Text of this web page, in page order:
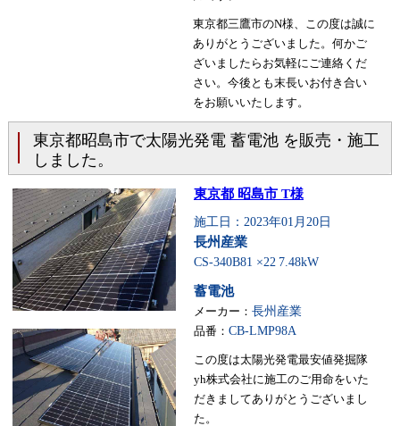
東京都三鷹市のN様、この度は誠に
ありがとうございました。何かご
ざいましたらお気軽にご連絡くだ
さい。今後とも末長いお付き合い
をお願いいたします。
東京都昭島市で太陽光発電 蓄電池 を販売・施工
しました。
東京都 昭島市 T様
施工日：2023年01月20日
長州産業
CS-340B81 ×22 7.48kW
蓄電池
メーカー： 長州産業
品番： CB-LMP98A
この度は太陽光発電最安値発掘隊
yh株式会社に施工のご用命をいた
だきましてありがとうございまし
た。